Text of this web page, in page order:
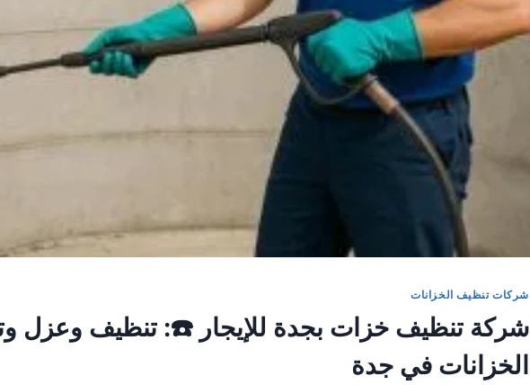
شركات تنظيف الخزانات
شركة تنظيف خزات بجدة للإيجار ☎️: تنظيف وعزل
الخزانات في جدة